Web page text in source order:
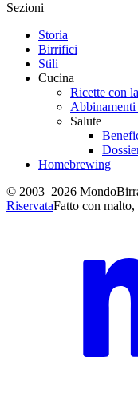
Sezioni
Storia
Birrifici
Stili
Cucina
Ricette con
Salute
Homebrewing
© 2003–2026
RiservataFatto con